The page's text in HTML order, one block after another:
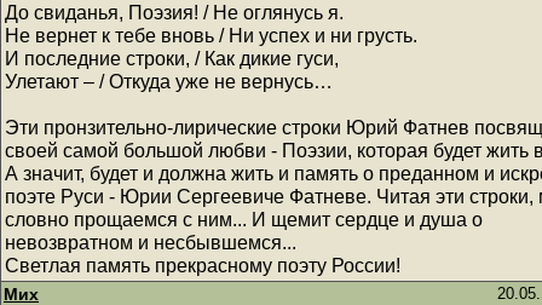
До свиданья, Поэзия! / Не оглянусь я.
Не вернет к тебе вновь / Ни успех и ни грусть.
И последние строки, / Как дикие гуси,
Улетают – / Откуда уже не вернусь…
Эти пронзительно-лирические строки Юрий Фатнев
своей самой большой любви - Поэзии, которая будет жить
А значит, будет и должна жить и память о преданном и
поэте Руси - Юрии Сергеевиче Фатневе. Читая эти
словно прощаемся с ним... И щемит сердце и душа о
невозвратном и несбывшемся...
Светлая память прекрасному поэту России!
Мих